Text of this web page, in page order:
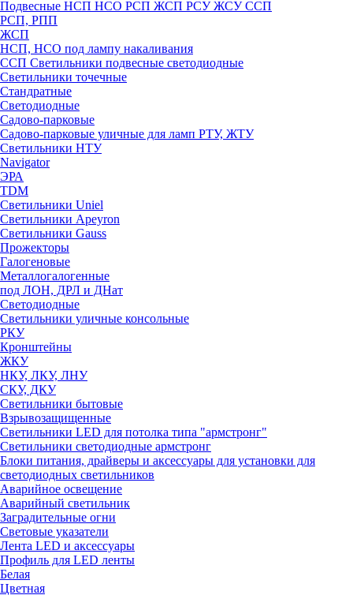
Подвесные НСП НСО РСП ЖСП РСУ ЖСУ ССП
РСП, РПП
ЖСП
НСП, НСО под лампу накаливания
ССП Светильники подвесные светодиодные
Светильники точечные
Стандратные
Светодиодные
Садово-парковые
Садово-парковые уличные для ламп РТУ, ЖТУ
Светильники НТУ
Navigator
ЭРА
TDM
Светильники Uniel
Светильники Apeyron
Светильники Gauss
Прожекторы
Галогеновые
Металлогалогенные
под ЛОН, ДРЛ и ДНат
Светодиодные
Светильники уличные консольные
РКУ
Кронштейны
ЖКУ
НКУ, ЛКУ, ЛНУ
СКУ, ДКУ
Светильники бытовые
Взрывозащищенные
Светильники LED для потолка типа "армстронг"
Светильники светодиодные армстронг
Блоки питания, драйверы и аксессуары для установки для
светодиодных светильников
Аварийное освещение
Аварийный светильник
Заградительные огни
Световые указатели
Лента LED и аксессуары
Профиль для LED ленты
Белая
Цветная